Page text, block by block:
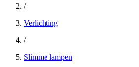
/
Verlichting
/
Slimme lampen